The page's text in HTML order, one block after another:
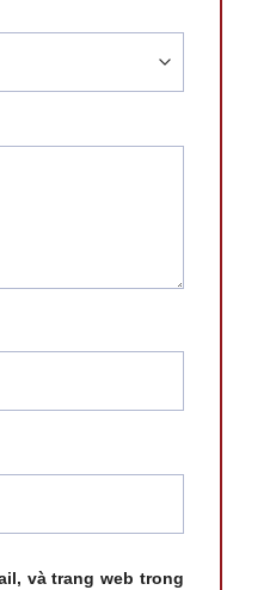
và trang web trong